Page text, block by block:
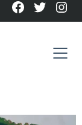
Facebook
Twitter